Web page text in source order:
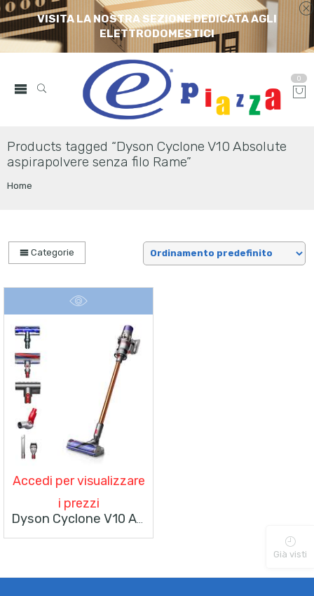
VISITA LA NOSTRA SEZIONE DEDICATA AGLI
ELETTRODOMESTICI
0
Products tagged “Dyson Cyclone V10 Absolute
aspirapolvere senza filo Rame”
Home
Categorie
Accedi per visualizzare
i prezzi
Dyson Cyclone V10 Absolute Aspirapolvere Senza Filo Rame, Nichel Senza Sacchetto
Già visti